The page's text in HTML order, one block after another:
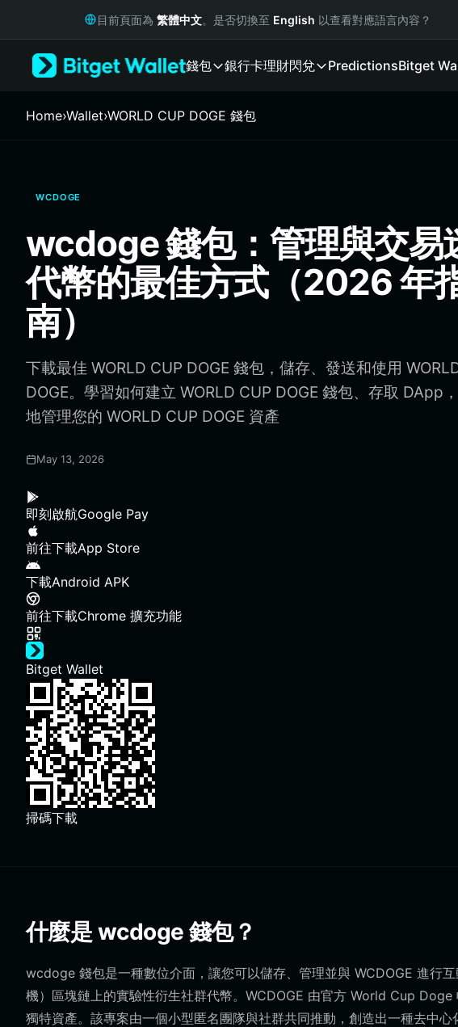
Русский
Italiano
繁體中文
Bahasa Indonesia
ภาษาไทย
Español
Português (Brasil)
Español (Argentina)
目前頁面為 繁體中文。是否切換至 English 以查看對應語言內容？
錢包 銀行卡理財閃兌 PredictionsBitget
Home›Wallet›WORLD CUP DOGE 錢包
WCDOGE
wcdoge 錢包：管理與交易
代幣的最佳方式（2026 年
南）
下載最佳 WORLD CUP DOGE 錢包，儲存、發送和使用
DOGE。學習如何建立 WORLD CUP DOGE 錢包、存取 DApp
地管理您的 WORLD CUP DOGE 資產
May 13, 2026
即刻啟航Google Pay
前往下載App Store
下載Android APK
前往下載Chrome 擴充功能
Bitget Wallet
掃碼下載
什麼是 wcdoge 錢包？
wcdoge 錢包是一種數位介面，讓您可以儲存、管理並與 WCDOGE 進行
機）區塊鏈上的實驗性衍生社群代幣。WCDOGE 由官方 World Cup
獨特資產。該專案由一個小型匿名團隊與社群共同推動，創造出一種去中